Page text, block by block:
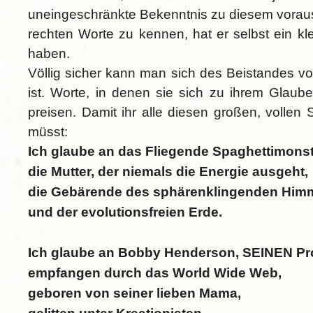
uneingeschränkte Bekenntnis zu diesem
rechten Worte zu kennen, hat er selbst ein
haben.
Völlig sicher kann man sich des Beistandes
ist. Worte, in denen sie sich zu ihrem
preisen. Damit ihr alle diesen großen, vollen
müsst:
Ich glaube an das Fliegende
die Mutter, der niemals die Energie ausgeht,
die Gebärende des sphärenklingenden
und der evolutionsfreien Erde.
Ich glaube an Bobby Henderson, SEINEN
empfangen durch das World Wide Web,
geboren von seiner lieben Mama,